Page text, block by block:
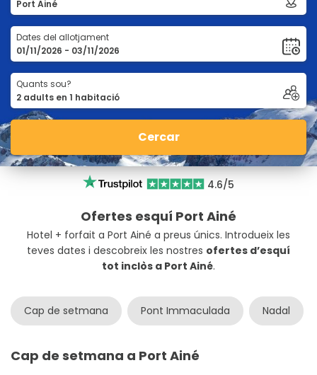
Dates del allotjament
Quants sou?
Cercar
4.6/5
Ofertes esquí Port Ainé
Hotel + forfait a Port Ainé a preus únics. Introdueix les
teves dates i descobreix les nostres ofertes d’esquí
tot inclòs a Port Ainé.
Cap de setmana Pont Immaculada Nadal
Cap de setmana a Port Ainé